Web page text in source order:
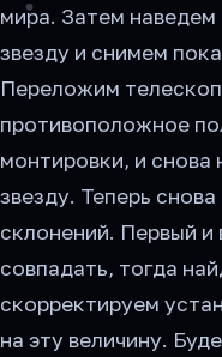
мира. Затем
звезду и снимем
Переложим
противоположное
монтировки, и
звезду. Теперь
склонений. Первый и
совпадать, тогда
скорректируем
на эту величину.